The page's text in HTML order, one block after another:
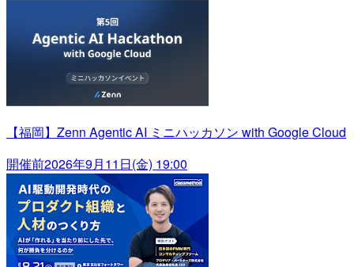
【福岡】Zenn Agentic AI ミニハッカソン with Google Cloud
開催前2026年9月11日(金) 19:00